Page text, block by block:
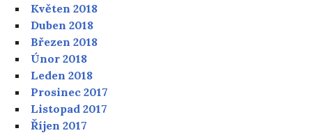
Květen 2018
Duben 2018
Březen 2018
Únor 2018
Leden 2018
Prosinec 2017
Listopad 2017
Říjen 2017